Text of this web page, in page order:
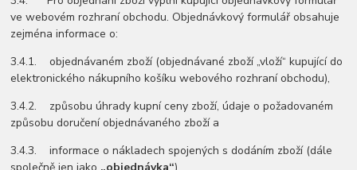
ve webovém rozhraní obchodu. Objednávkový formulář obsahuje
zejména informace o:
3.4.1. objednávaném zboží (objednávané zboží „vloží“ kupující do
elektronického nákupního košíku webového rozhraní obchodu),
3.4.2. způsobu úhrady kupní ceny zboží, údaje o požadovaném
způsobu doručení objednávaného zboží a
3.4.3. informace o nákladech spojených s dodáním zboží (dále